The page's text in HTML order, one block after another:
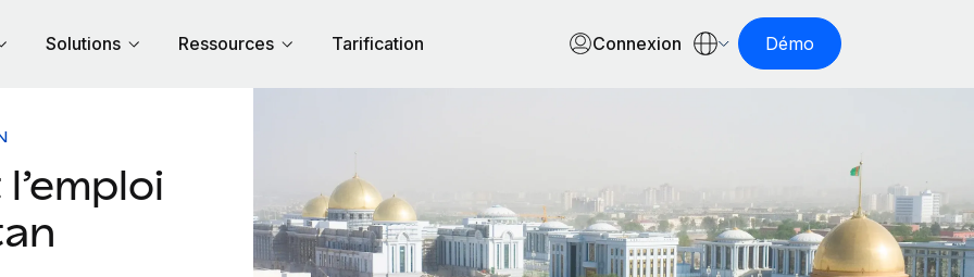
Solutions Ressources Tarification Connexion Démo